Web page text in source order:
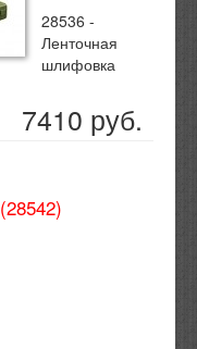
28536 -
Ленточная
шлифовка
7410 руб.
(28542)